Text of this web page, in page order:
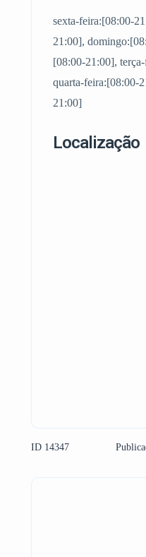
sexta-feira:[08:00-
21:00],
[08:00-21:00],
quarta-feira:[08:00-
21:00]
Localização
ID 14347